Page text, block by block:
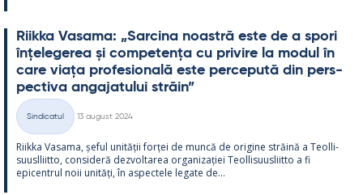
Riikka Va­sama: „Sarcina noa­stră este de a spori
înțe­le­ge­rea și com­pe­tența cu pri­vire la mo­dul în
care viața pro­fe­sio­nală este perce­pută din pers­
pec­tiva an­ga­ja­tu­lui străin”
Categorii
Sindicatul
13 august 2024
Riikka Va­sama, șe­ful unității forței de muncă de ori­gine străină a Teol­li­
suusl­liitto, con­si­deră dez­vol­ta­rea or­ga­nizației Teol­li­suus­liitto a fi
epicent­rul noii unități, în as­pec­tele le­gate de...